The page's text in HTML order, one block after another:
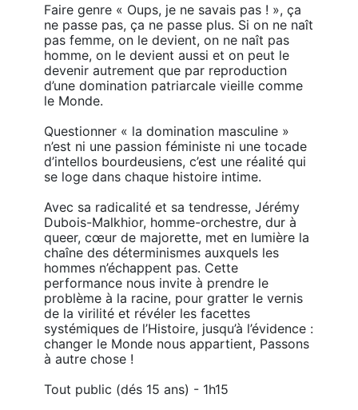
Faire genre « Oups, je ne savais pas ! », ça
ne passe pas, ça ne passe plus. Si on ne naît
pas femme, on le devient, on ne naît pas
homme, on le devient aussi et on peut le
devenir autrement que par reproduction
d’une domination patriarcale vieille comme
le Monde.
Questionner « la domination masculine »
n’est ni une passion féministe ni une tocade
d’intellos bourdeusiens, c’est une réalité qui
se loge dans chaque histoire intime.
Avec sa radicalité et sa tendresse, Jérémy
Dubois-Malkhior, homme-orchestre, dur à
queer, cœur de majorette, met en lumière la
chaîne des déterminismes auxquels les
hommes n’échappent pas. Cette
performance nous invite à prendre le
problème à la racine, pour gratter le vernis
de la virilité et révéler les facettes
systémiques de l’Histoire, jusqu’à l’évidence :
changer le Monde nous appartient, Passons
à autre chose !
Tout public (dés 15 ans) - 1h15